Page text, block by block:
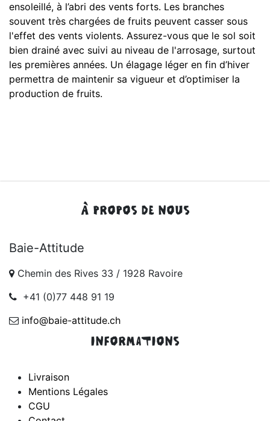
ensoleillé, à l’abri des vents forts. Les branches
souvent très chargées de fruits peuvent casser sous
l'effet des vents violents. Assurez-vous que le sol soit
bien drainé avec suivi au niveau de l'arrosage, surtout
les premières années. Un élagage léger en fin d’hiver
permettra de maintenir sa vigueur et d’optimiser la
production de fruits.
À PROPOS DE NOUS
Baie-Attitude
Chemin des Rives 33 / 1928 Ravoire
+41 (0)77 448 91 19
info@baie-attitude.ch
INFORMATIONS
Livraison
Mentions Légales
CGU